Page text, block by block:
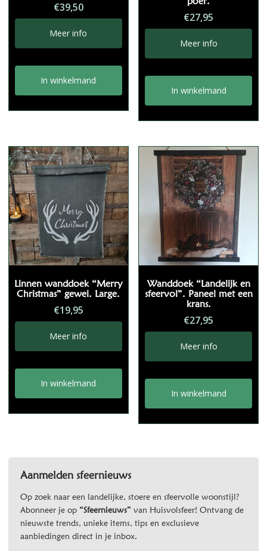
€39,50
Meer info
In winkelmand
€27,95
Meer info
In winkelmand
Linnen wanddoek “Merry
Christmas” gewei. Large.
€19,95
Meer info
In winkelmand
Wanddoek “Landelijk en
sfeervol”. Paneel met een
krans.
€27,95
Meer info
In winkelmand
Aanmelden sfeernieuws
Op zoek naar een landelijke, stoere en sfeervolle woonstijl?
Abonneer je op “Sfeernieuws” van Huisvolsfeer! Ontvang de
nieuwste trends, unieke items, tips en exclusieve
aanbiedingen direct in je inbox.